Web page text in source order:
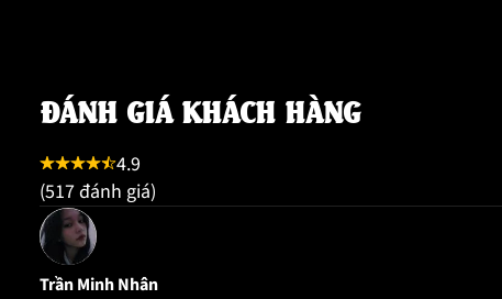
ĐÁNH GIÁ KHÁCH HÀNG
4.9
(517 đánh giá)
Trần Minh Nhân